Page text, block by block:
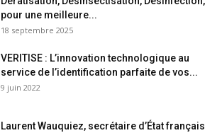
pour une meilleure...
18 septembre 2025
VERITISE : L’innovation technologique au
service de l’identification parfaite de vos...
9 juin 2022
Laurent Wauquiez, secrétaire d’État français